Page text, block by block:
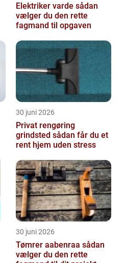
Elektriker varde sådan
vælger du den rette
fagmand til opgaven
30 juni 2026
Privat rengøring
grindsted sådan får du et
rent hjem uden stress
30 juni 2026
Tømrer aabenraa sådan
vælger du den rette